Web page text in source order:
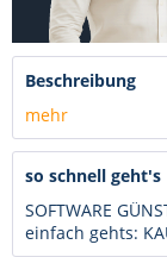
Beschreibung
mehr
so schnell geht's
SOFTWARE
einfach gehts: